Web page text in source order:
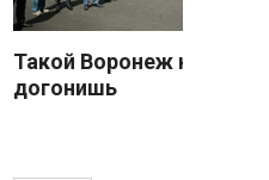
Такой Воронеж не
догонишь